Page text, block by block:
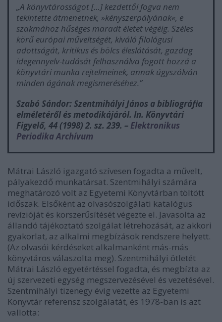
„A könyvtárosságot […] kezdettől fogva nem
tekintette átmenetnek, »kényszerpályának«, e
szakmához hűséges maradt életet végéig. Széles
körű európai műveltségét, kiváló filológusi
adottságát, kritikus és bölcs éleslátását, gazdag
idegennyelv-tudását felhasználva fogott hozzá a
könyvtári munka rejtelmeinek, annak úgyszólván
minden ágának megismeréséhez.”
Szabó Sándor: Szentmihályi János a bibliográfia
elméletéről és metodikájáról. In. Könyvtári
Figyelő, 44 (1998) 2. sz. 239. – Elektronikus
Periodika Archívum
Mátrai László igazgató szívesen fogadta a művelt,
pályakezdő munkatársat. Szentmihályi számára
meghatározó volt az Egyetemi Könyvtárban töltött
időszak. Elsőként az olvasószolgálati katalógus
revízióját és korszerűsítését végezte el. Javasolta az
állandó tájékoztató szolgálat létrehozását, az akkori
gyakorlat, az alkalmi megbízások rendszere helyett.
(Az olvasói kérdéseket alkalmanként más-más
könyvtáros válaszolta meg). Szentmihályi ötletét
Mátrai László egyetértéssel fogadta, és megbízta az
új szervezeti egység megszervezésével és vezetésével.
Szentmihályi tizenegy évig vezette az Egyetemi
Könyvtár referensz szolgálatát, és 1978-ban is azt
vallotta: